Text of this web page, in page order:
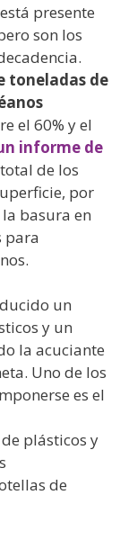
presente
son los
toneladas de
el 60% y el
informe de
de los
por
basura en
para
un
y un
la acuciante
Uno de los
es el
plásticos y
de